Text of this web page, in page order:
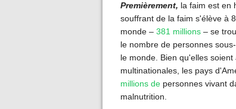
Premièrement, la faim est en
souffrant de la faim s'élève à
monde – 381 millions – se
le nombre de personnes
le monde. Bien qu'elles
multinationales, les pays
millions de personnes vivant
malnutrition.